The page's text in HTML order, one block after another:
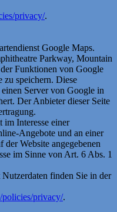
privacy/.
Google Maps.
Parkway, Mountain
Funktionen von Google
zu speichern. Diese
Server von Google in
Der Anbieter dieser Seite
Interesse einer
Angebote und an einer
Website angegebenen
im Sinne von Art. 6 Abs. 1
finden Sie in der
privacy/.